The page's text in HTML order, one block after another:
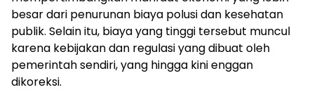
besar dari penurunan biaya polusi dan kesehatan
publik. Selain itu, biaya yang tinggi tersebut muncul
karena kebijakan dan regulasi yang dibuat oleh
pemerintah sendiri, yang hingga kini enggan
dikoreksi.